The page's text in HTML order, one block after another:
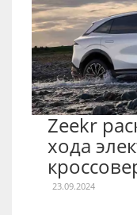
Zeekr
хода
23.09.2024